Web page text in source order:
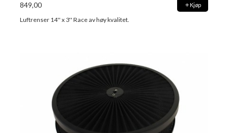
849,00 Kjøp
Luftrenser 14'' x 3'' Race av høy kvalitet.